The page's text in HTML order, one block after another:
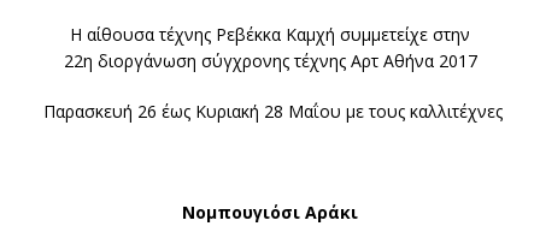
Η αίθουσα τέχνης Ρεβέκκα Καμχή συμμετείχε στην
22η διοργάνωση σύγχρονης τέχνης Αρτ Αθήνα 2017
Παρασκευή 26 έως Κυριακή 28 Μαΐου με τους καλλιτέχνες
Νομπουγιόσι Αράκι